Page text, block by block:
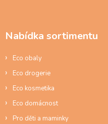
Nabídka sortimentu
Eco obaly
Eco drogerie
Eco kosmetika
Eco domácnost
Pro děti a maminky